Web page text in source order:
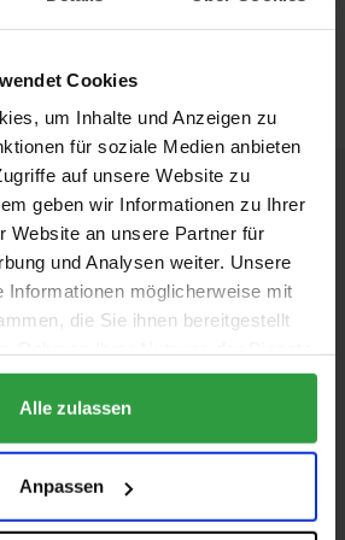
Cookies
um Inhalte und Anzeigen zu
für soziale Medien anbieten
auf unsere Website zu
geben wir Informationen zu Ihrer
Website an unsere Partner für
und Analysen weiter. Unsere
Informationen möglicherweise mit
die Sie ihnen bereitgestellt
Alle zulassen
Anpassen
GmbH
FINDEN